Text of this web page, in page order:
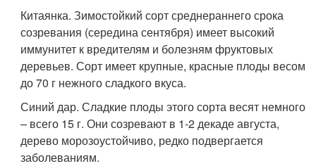
Китаянка. Зимостойкий сорт среднераннего срока
созревания (середина сентября) имеет высокий
иммунитет к вредителям и болезням фруктовых
деревьев. Сорт имеет крупные, красные плоды весом
до 70 г нежного сладкого вкуса.
Синий дар. Сладкие плоды этого сорта весят немного
– всего 15 г. Они созревают в 1-2 декаде августа,
дерево морозоустойчиво, редко подвергается
заболеваниям.